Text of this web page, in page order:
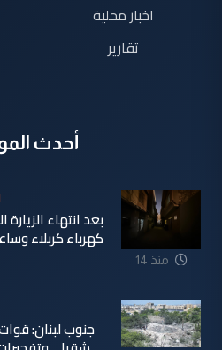
اخبار محلية
تقارير
أحدث
منذ 14
بعد انتهاء
كهرباء كربلاء
جنوب لبنان: